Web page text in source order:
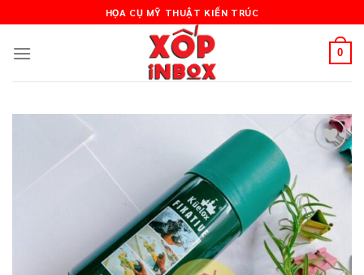
to
content
HỌA CỤ MỸ THUẬT KIẾN TRÚC
0
Add to